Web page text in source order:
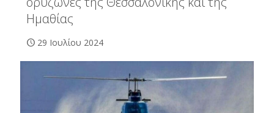
Ημαθίας
29 Ιουλίου 2024